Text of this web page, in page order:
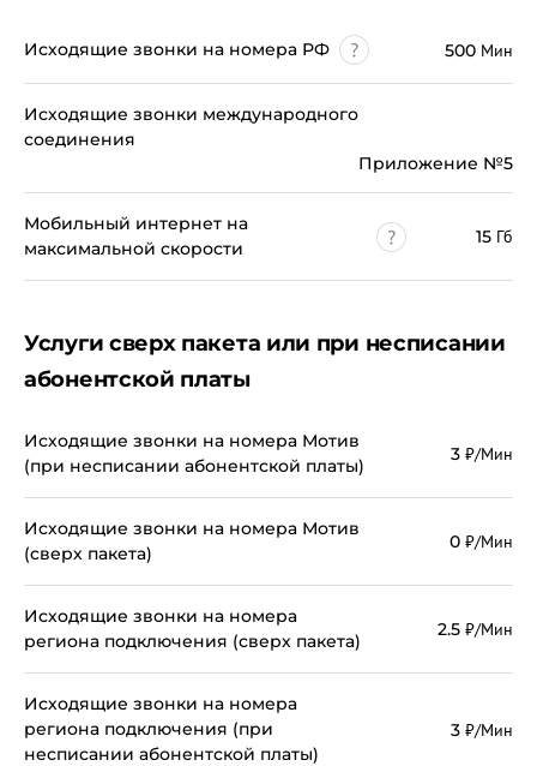
Исходящие звонки на номера РФ 500 Мин
Исходящие звонки международного
соединения
Приложение №5
Мобильный интернет на
максимальной скорости
15 Гб
Услуги сверх пакета или при несписании
абонентской платы
Исходящие звонки на номера Мотив
(при несписании абонентской платы)
3 ₽/Мин
Исходящие звонки на номера Мотив
(сверх пакета)
0 ₽/Мин
Исходящие звонки на номера
региона подключения (сверх пакета)
2.5 ₽/Мин
Исходящие звонки на номера
региона подключения (при
несписании абонентской платы)
3 ₽/Мин